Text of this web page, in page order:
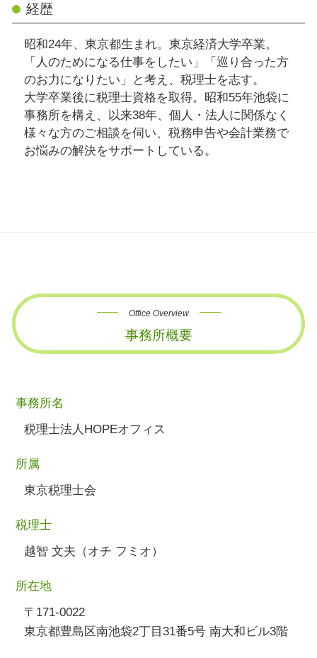
経歴
昭和24年、東京都生まれ。東京経済大学卒業。
「人のためになる仕事をしたい」「巡り合った方
のお力になりたい」と考え、税理士を志す。
大学卒業後に税理士資格を取得。昭和55年池袋に
事務所を構え、以来38年、個人・法人に関係なく
様々な方のご相談を伺い、税務申告や会計業務で
お悩みの解決をサポートしている。
Office Overview
事務所概要
事務所名
税理士法人HOPEオフィス
所属
東京税理士会
税理士
越智 文夫（オチ フミオ）
所在地
〒171-0022
東京都豊島区南池袋2丁目31番5号 南大和ビル3階